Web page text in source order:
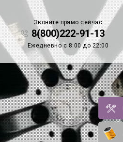
Звоните прямо сейчас
8(800)222-91-13
Ежедневно с 8:00 до 22:00